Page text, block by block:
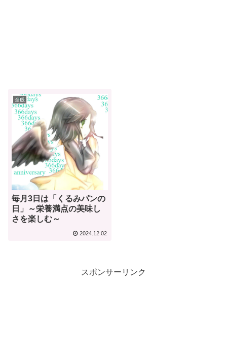
全般
毎月3日は「くるみパンの
日」～栄養満点の美味し
さを楽しむ～
2024.12.02
スポンサーリンク